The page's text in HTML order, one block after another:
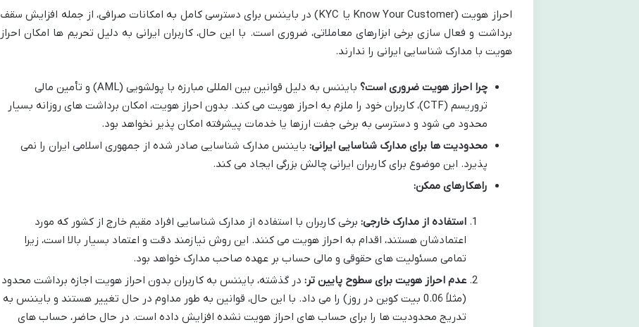
احراز هویت (Know Your Customer یا KYC) در بایننس برای دسترسی کامل به امکانات صرافی، از جمله افزایش سقف
برداشت و فعال سازی برخی ابزارهای معاملاتی، ضروری است. با این حال، کاربران ایرانی به دلیل تحریم ها امکان احراز
هویت با مدارک شناسایی ایرانی را ندارند.
چرا احراز هویت ضروری است؟
بایننس به دلیل قوانین بین المللی مبارزه با پولشویی (AML) و تأمین مالی
تروریسم (CTF)، کاربران خود را ملزم به احراز هویت می کند. بدون احراز هویت، امکان برداشت های روزانه بسیار
محدود می شود و دسترسی به برخی جفت ارزها یا خدمات پیشرفته امکان پذیر نخواهد بود.
محدودیت ها برای مدارک شناسایی ایرانی: بایننس مدارک شناسایی صادر شده از جمهوری اسلامی ایران را نمی
پذیرد. این موضوع برای کاربران ایرانی چالش بزرگی ایجاد می کند.
راهکارهای ممکن:
استفاده از مدارک خارجی: برخی کاربران با استفاده از مدارک شناسایی افراد مقیم خارج از کشور که مورد
اعتمادشان هستند، اقدام به احراز هویت می کنند. این روش نیازمند دقت و اعتماد بسیار بالا است، زیرا
تمامی مسئولیت های حقوقی و مالی حساب بر عهده صاحب مدارک خواهد بود.
عدم احراز هویت برای سطوح پایین تر: در گذشته، بایننس به کاربران بدون احراز هویت اجازه برداشت محدود
(مثلاً 0.06 بیت کوین در روز) را می داد. با این حال، قوانین به طور مداوم در حال تغییر هستند و بایننس به
تدریج محدودیت ها را برای حساب های احراز هویت نشده افزایش داده است. در حال حاضر، حساب های